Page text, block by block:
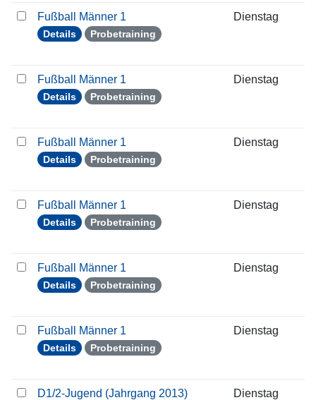
Fußball Männer 1
Details Probetraining
Dienstag
Fußball Männer 1
Details Probetraining
Dienstag
Fußball Männer 1
Details Probetraining
Dienstag
Fußball Männer 1
Details Probetraining
Dienstag
Fußball Männer 1
Details Probetraining
Dienstag
Fußball Männer 1
Details Probetraining
Dienstag
D1/2-Jugend (Jahrgang 2013) Dienstag